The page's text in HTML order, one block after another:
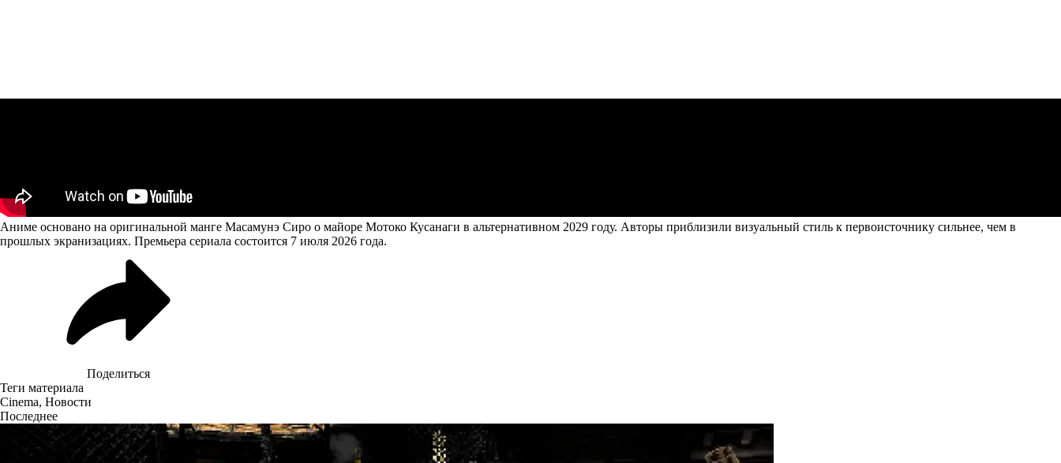
Аниме основано на оригинальной манге Масамунэ Сиро о майоре Мотоко Кусанаги в альтернативном 2029 году. Авторы приблизили визуальный стиль к первоисточнику сильнее, чем в
прошлых экранизациях. Премьера сериала состоится 7 июля 2026 года.
Поделиться
Теги материала
Cinema, Новости
Последнее